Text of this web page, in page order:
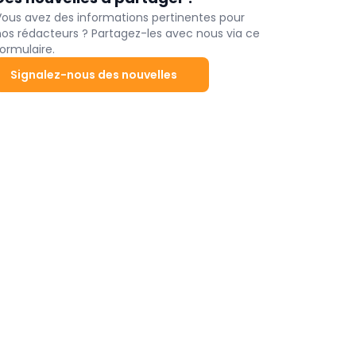
paires vendues a légèrement augmenté.
avez des informations pertinentes pour
rédacteurs ? Partagez-les avec nous via ce
Signalez-nous des nouvelles